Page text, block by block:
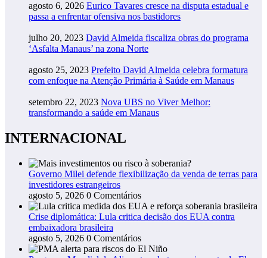
agosto 6, 2026 Eurico Tavares cresce na disputa estadual e
passa a enfrentar ofensiva nos bastidores
julho 20, 2023 David Almeida fiscaliza obras do programa
‘Asfalta Manaus’ na zona Norte
agosto 25, 2023 Prefeito David Almeida celebra formatura
com enfoque na Atenção Primária à Saúde em Manaus
setembro 22, 2023 Nova UBS no Viver Melhor:
transformando a saúde em Manaus
INTERNACIONAL
Governo Milei defende flexibilização da venda de terras para
investidores estrangeiros
agosto 5, 2026 0 Comentários
Crise diplomática: Lula critica decisão dos EUA contra
embaixadora brasileira
agosto 5, 2026 0 Comentários